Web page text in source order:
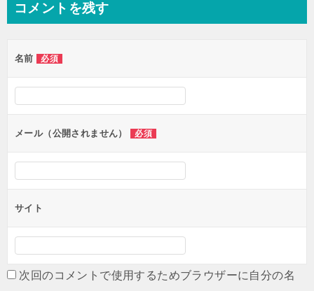
ビ
ー
シ
ン
コメントを残す
名前 必須
メール（公開されません） 必須
サイト
次回のコメントで使用するためブラウザーに自分の名